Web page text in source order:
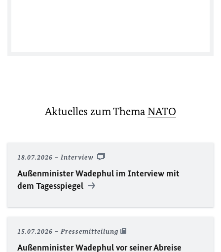
Aktuelles zum Thema NATO
18.07.2026 Interview
Außenminister Wadephul im Interview mit
dem Tagesspiegel
15.07.2026 Pressemitteilung
Außenminister Wadephul vor seiner Abreise